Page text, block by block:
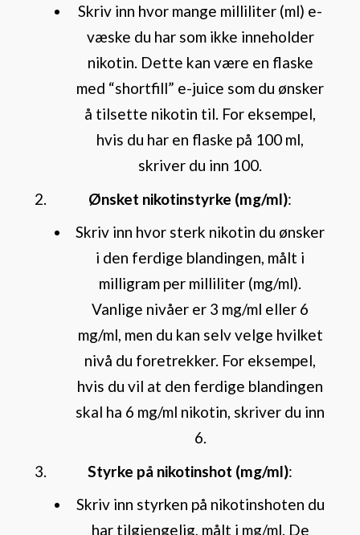
Skriv inn hvor mange milliliter (ml) e-
væske du har som ikke inneholder
nikotin. Dette kan være en flaske
med “shortfill” e-juice som du ønsker
å tilsette nikotin til. For eksempel,
hvis du har en flaske på 100 ml,
skriver du inn 100.
Ønsket nikotinstyrke (mg/ml):
Skriv inn hvor sterk nikotin du ønsker
i den ferdige blandingen, målt i
milligram per milliliter (mg/ml).
Vanlige nivåer er 3 mg/ml eller 6
mg/ml, men du kan selv velge hvilket
nivå du foretrekker. For eksempel,
hvis du vil at den ferdige blandingen
skal ha 6 mg/ml nikotin, skriver du inn
6.
Styrke på nikotinshot (mg/ml):
Skriv inn styrken på nikotinshoten du
har tilgjengelig, målt i mg/ml. De